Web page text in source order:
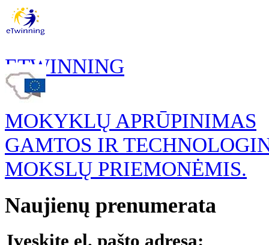
ETWINNING
MOKYKLŲ APRŪPINIMAS
GAMTOS IR
MOKSLŲ PRIEMONĖMIS.
Naujienų prenumerata